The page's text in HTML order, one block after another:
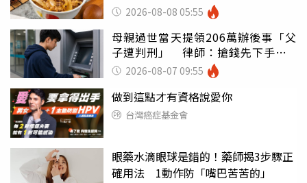
好牌打到爛
2026-08-08 05:55
母親過世當天提領206萬辦後事「父
子遭判刑」 律師：搶錢先下手是
罪 2026-08-07 09:55
做到這點才有資格說愛你
台灣癌症基金會
眼藥水滴眼球是錯的！藥師揭3步驟正
確用法 1動作防「嘴巴苦苦的」